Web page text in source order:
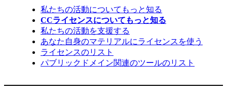
私たちの活動についてもっと知る
CCライセンスについてもっと知る
私たちの活動を支援する
あなた自身のマテリアルにライセンスを使う
ライセンスのリスト
パブリックドメイン関連のツールのリスト